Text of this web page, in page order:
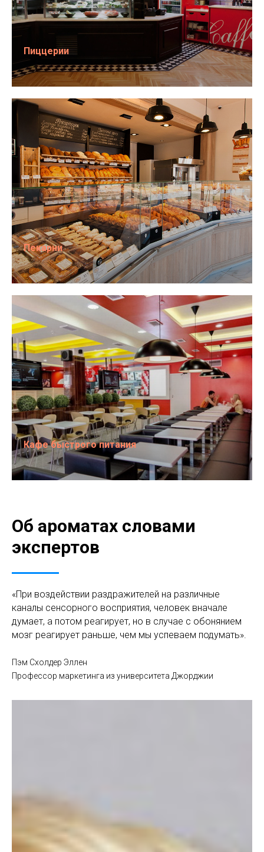
Пиццерии
Пекарни
Кафе быстрого питания
Об ароматах словами
экспертов
«При воздействии раздражителей на различные
каналы сенсорного восприятия, человек вначале
думает, а потом реагирует, но в случае с обонянием
мозг реагирует раньше, чем мы успеваем подумать».
Пэм Схолдер Эллен
Профессор маркетинга из университета Джорджии